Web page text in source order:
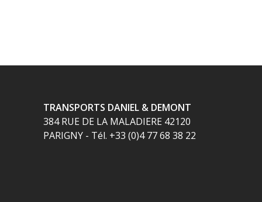
TRANSPORTS DANIEL & DEMONT
384 RUE DE LA MALADIERE 42120
PARIGNY - Tél. +33 (0)4 77 68 38 22